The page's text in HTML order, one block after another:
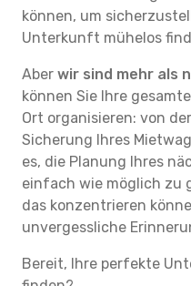
können, um
Unterkunft mühelos
Aber wir sind mehr als
können Sie Ihre
Ort organisieren: von
Sicherung Ihres
es, die Planung Ihres
einfach wie möglich zu
das konzentrieren
unvergessliche
Bereit, Ihre perfekte